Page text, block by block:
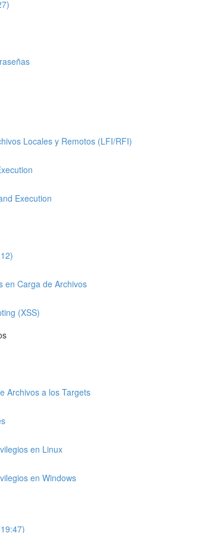
Locales y Remotos (LFI/RFI)
Execution
en Carga de Archivos
(XSS)
Archivos a los Targets
en Linux
en Windows